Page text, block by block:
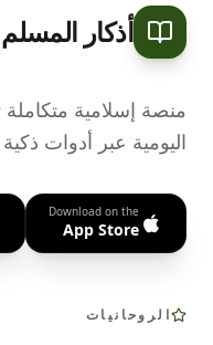
أذكار المسلم
منصة إسلامية متكاملة
اليومية عبر أدوات
Download on the
App Store
الروحانيات